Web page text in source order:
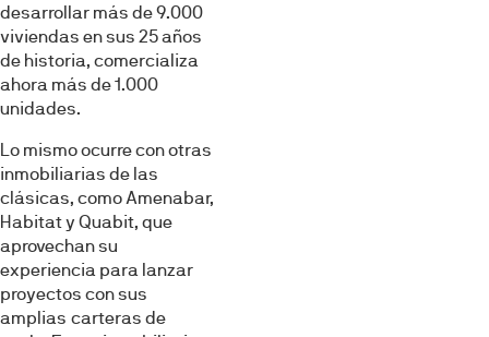
desarrollar más de 9.000
viviendas en sus 25 años
de historia, comercializa
aho­ra más de 1.000
unidades.
Lo mismo ocurre con otras
in­mobiliarias de las
clásicas, como Amenabar,
Habitat y Quabit, que
aprovechan su
experiencia para lanzar
proyectos con sus
amplias carteras de